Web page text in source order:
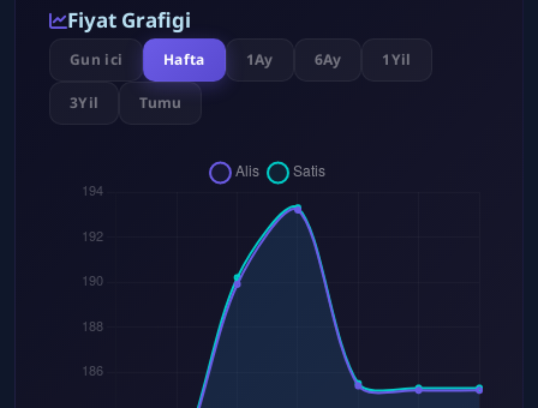
Fiyat Grafigi
Gun ici Hafta 1Ay 6Ay 1Yil
3Yil Tumu